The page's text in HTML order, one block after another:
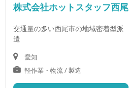
株式会社ホットスタッフ西尾
交通量の多い西尾市の地域密着型派
遣
愛知
軽作業・物流 / 製造